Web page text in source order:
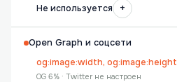
Не используется
+
Open Graph и соцсети
og:image:width, og:image:height
OG 6% · Twitter не настроен